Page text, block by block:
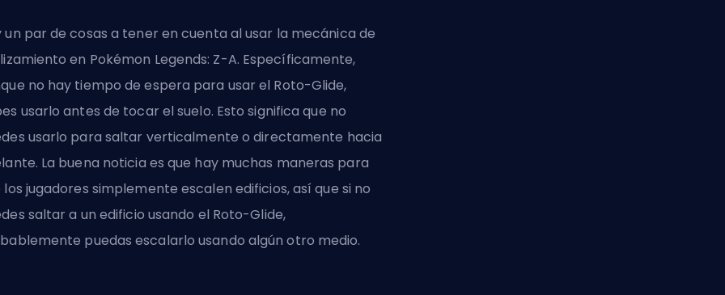
un par de cosas a tener en cuenta al usar la mecánica de
en Pokémon Legends: Z-A. Específicamente,
no hay tiempo de espera para usar el Roto-Glide,
usarlo antes de tocar el suelo. Esto significa que no
usarlo para saltar verticalmente o directamente hacia
La buena noticia es que hay muchas maneras para
los jugadores simplemente escalen edificios, así que si no
saltar a un edificio usando el Roto-Glide,
puedas escalarlo usando algún otro medio.